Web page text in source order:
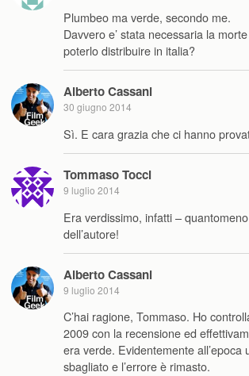
Plumbeo ma verde, secondo me.
Davvero e’ stata necessaria la
poterlo distribuire in italia?
Alberto Cassani
30 giugno 2014
Sì. E cara grazia che ci hanno
Tommaso Tocci
9 luglio 2014
Era verdissimo, infatti –
dell’autore!
Alberto Cassani
9 luglio 2014
C’hai ragione, Tommaso. Ho
2009 con la recensione ed
era verde. Evidentemente all’epoca
sbagliato e l’errore è rimasto.